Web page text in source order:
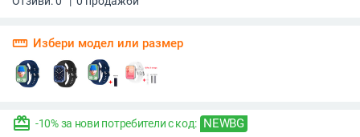
straighten Избери модел или размер
redeem -10% за нови потребители с код: NEWBG